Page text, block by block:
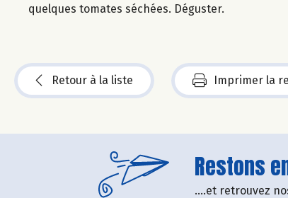
quelques tomates séchées. Déguster.
Retour à la liste Imprimer la
Restons
....et retrouvez